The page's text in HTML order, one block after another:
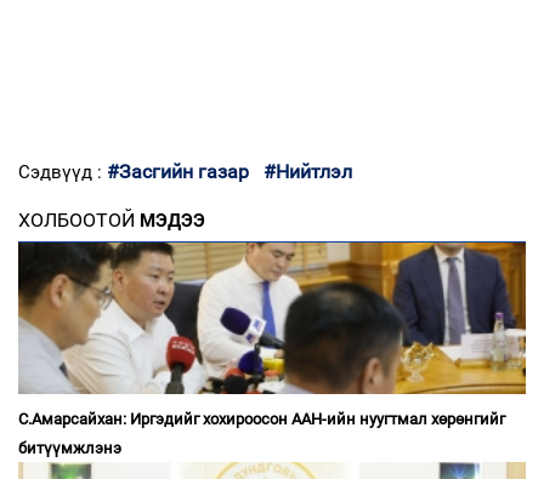
Сэдвүүд : #Засгийн газар #Нийтлэл
ХОЛБООТОЙ МЭДЭЭ
С.Амарсайхан: Иргэдийг хохироосон ААН-ийн нуугтмал хөрөнгийг
битүүмжлэнэ